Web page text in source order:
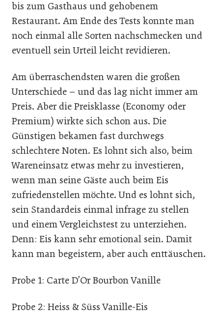
bis zum Gasthaus und gehobenem
Restaurant. Am Ende des Tests konnte man
noch einmal alle Sorten nachschmecken und
eventuell sein Urteil leicht revidieren.
Am überraschendsten waren die großen
Unterschiede – und das lag nicht immer am
Preis. Aber die Preisklasse (Economy oder
Premium) wirkte sich schon aus. Die
Günstigen bekamen fast durchwegs
schlechtere Noten. Es lohnt sich also, beim
Wareneinsatz etwas mehr zu investieren,
wenn man seine Gäste auch beim Eis
zufriedenstellen möchte. Und es lohnt sich,
sein Standardeis einmal infrage zu stellen
und einem Vergleichstest zu unterziehen.
Denn: Eis kann sehr emotional sein. Damit
kann man begeistern, aber auch enttäuschen.
Probe 1: Carte D’Or Bourbon Vanille
Probe 2: Heiss & Süss Vanille-Eis